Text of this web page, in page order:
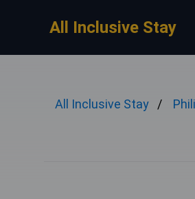
All Inclusive Stay
All Inclusive Stay